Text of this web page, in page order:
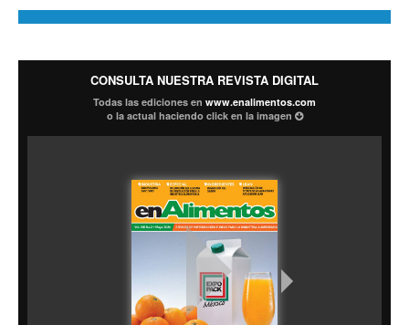
CONSULTA NUESTRA REVISTA DIGITAL
Todas las ediciones en www.enalimentos.com
o la actual haciendo click en la imagen